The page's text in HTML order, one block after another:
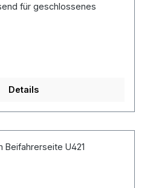
für geschlossenes
Details